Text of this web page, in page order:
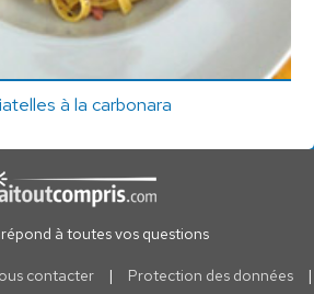
à la carbonara
à toutes vos questions
contacter | Protection des données
|